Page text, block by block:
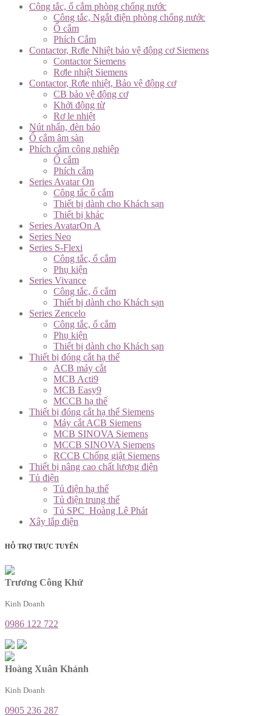
Công tắc, ổ cắm phòng chống nước
Công tắc, Ngắt điện phòng chống nước
Ổ cắm
Phích Cắm
Contactor, Rơle Nhiệt bảo vệ động cơ Siemens
Contactor Siemens
Rơle nhiệt Siemens
Contactor, Rơle nhiệt, Bảo vệ động cơ
CB bảo vệ động cơ
Khởi động từ
Rơ le nhiệt
Nút nhấn, đèn báo
Ổ cắm âm sàn
Phích cắm công nghiệp
Ổ cắm
Phích cắm
Series Avatar On
Công tắc ổ cắm
Thiết bị dành cho Khách sạn
Thiết bị khác
Series AvatarOn A
Series Neo
Series S-Flexi
Công tắc, ổ cắm
Phụ kiện
Series Vivance
Công tắc, ổ cắm
Thiết bị dành cho Khách sạn
Series Zencelo
Công tắc, ổ cắm
Phụ kiện
Thiết bị dành cho Khách sạn
Thiết bị đóng cắt hạ thế
ACB máy cắt
MCB Acti9
MCB Easy9
MCCB hạ thế
Thiết bị đóng cắt hạ thế Siemens
Máy cắt ACB Siemens
MCB SINOVA Siemens
MCCB SINOVA Siemens
RCCB Chống giật Siemens
Thiết bị nâng cao chất lượng điện
Tủ điện
Tủ điện hạ thế
Tủ điện trung thế
Tủ SPC_Hoàng Lê Phát
Xây lắp điện
HỖ TRỢ TRỰC TUYẾN
Trương Công Khứ
Kinh Doanh
0986 122 722
Hoàng Xuân Khánh
Kinh Doanh
0905 236 287